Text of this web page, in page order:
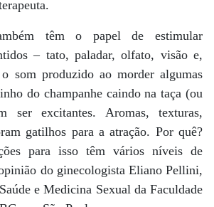
têm o papel de estimular
– tato, paladar, olfato, visão e,
som produzido ao morder algumas
do champanhe caindo na taça (ou
ser excitantes. Aromas, texturas,
gatilhos para a atração. Por quê?
para isso têm vários níveis de
do ginecologista Eliano Pellini,
e Medicina Sexual da Faculdade